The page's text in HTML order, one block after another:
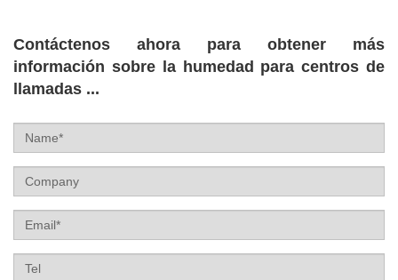
Contáctenos ahora para obtener más
información sobre la humedad para centros de
llamadas ...
Name
Company
Email
Tel